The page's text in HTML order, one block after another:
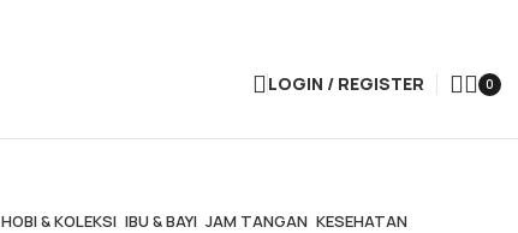
LOGIN / REGISTER 0
HOBI & KOLEKSI IBU & BAYI JAM TANGAN KESEHATAN